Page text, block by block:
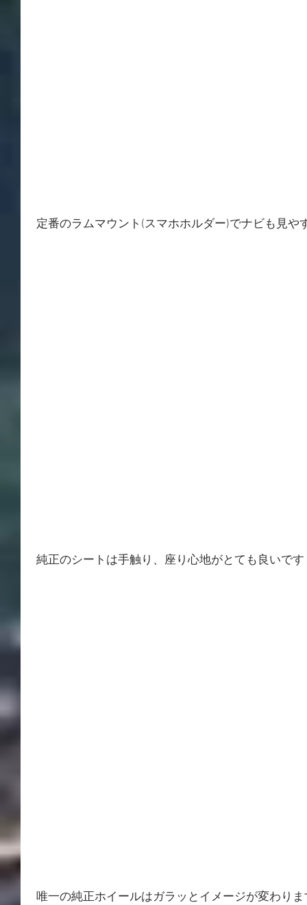
定番のラムマウント(スマホホルダー)でナビも見や
純正のシートは手触り、座り心地がとても良いです
唯一の純正ホイールはガラッとイメージが変わり